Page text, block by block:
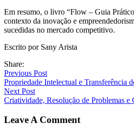
Em resumo, o livro “Flow – Guia
contexto da inovação e
sucedidas no mercado competitivo.
Escrito por Sany Arista
Share:
Previous Post
Propriedade Intelectual e Transferência
Next Post
Criatividade, Resolução de Problemas e
Leave A Comment